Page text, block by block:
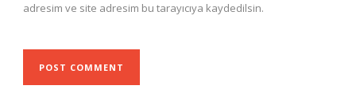
adresim ve site adresim bu tarayıcıya kaydedilsin.